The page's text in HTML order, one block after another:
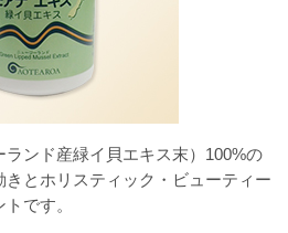
ンド産緑イ貝エキス末）100%の
とホリスティック・ビューティー
です。